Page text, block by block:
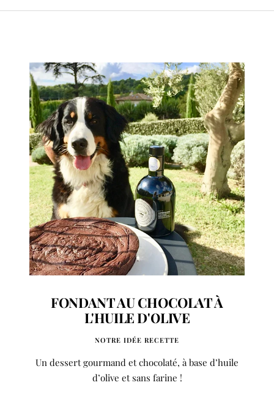
FONDANT AU CHOCOLAT À
L'HUILE D'OLIVE
NOTRE IDÉE RECETTE
Un dessert gourmand et chocolaté, à base d’huile
d’olive et sans farine !